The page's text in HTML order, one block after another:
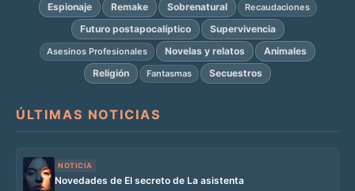
Espionaje
Remake Sobrenatural Recaudaciones
Futuro postapocalíptico Supervivencia
Asesinos Profesionales Novelas y relatos
Animales
Religión
Fantasmas Secuestros
ÚLTIMAS NOTICIAS
NOTICIA
Novedades de El secreto de La asistenta